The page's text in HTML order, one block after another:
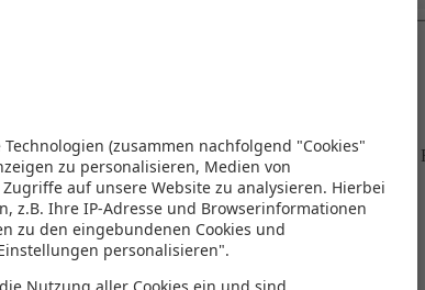
werden – das spart Zeit und Geld. Nutzen Sie attraktive